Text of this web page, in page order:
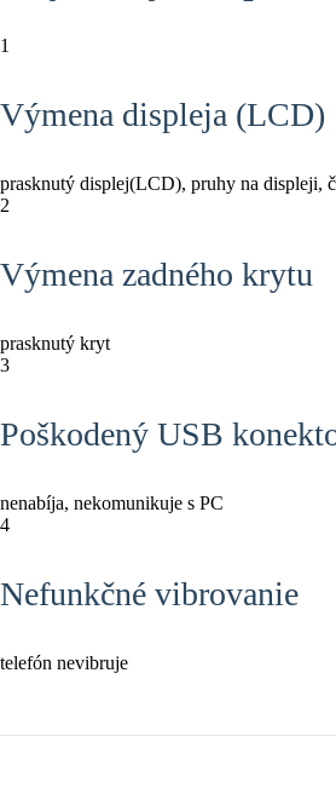
1
Výmena displeja (LCD)
prasknutý displej(LCD), pruhy na displeji,
2
Výmena zadného krytu
prasknutý kryt
3
Poškodený USB
nenabíja, nekomunikuje s PC
4
Nefunkčné vibrovanie
telefón nevibruje